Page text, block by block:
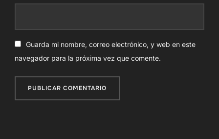
Guarda mi nombre, correo electrónico, y web en este
navegador para la próxima vez que comente.